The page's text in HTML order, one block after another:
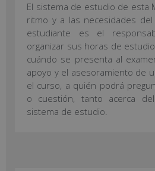
El sistema de estudio de esta
ritmo y a las necesidades
estudiante es el
organizar sus horas de
cuándo se presenta al
apoyo y el asesoramiento de
el curso, a quién podrá
o cuestión, tanto acerca
sistema de estudio.